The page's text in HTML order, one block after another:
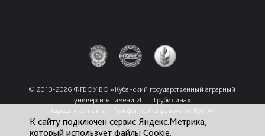
© 2013-2026 ФГБОУ ВО «Кубанский государственный аграрный
университет имени И. Т. Трубилина»
Адреса и контакты
Телефонный справочник КубГАУ
К сайту подключен сервис Яндекс.Метрика,
который использует файлы Cookie.